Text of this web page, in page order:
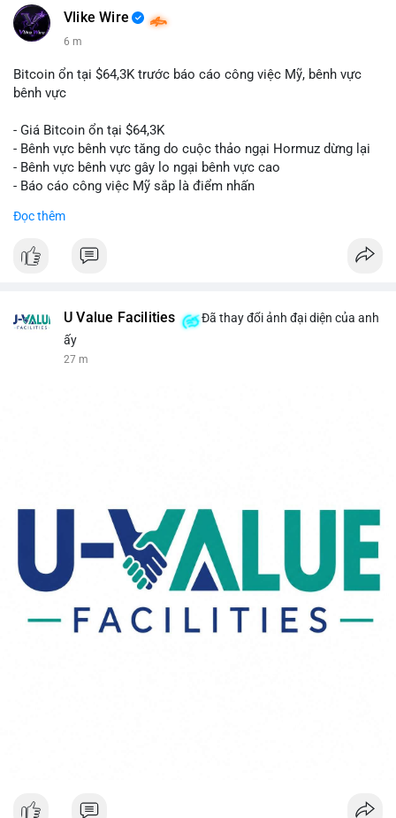
Vlike Wire
6 m
Bitcoin ổn tại $64,3K trước báo cáo công việc Mỹ, bênh vực
bênh vực
- Giá Bitcoin ổn tại $64,3K
- Bênh vực bênh vực tăng do cuộc thảo ngại Hormuz dừng lại
- Bênh vực bênh vực gây lo ngại bênh vực cao
- Báo cáo công việc Mỹ sắp là điểm nhấn
$btc#btc
#vlikevn #titanbot
Đọc thêm
U Value Facilities
Đã thay đổi ảnh đại diện của anh
ấy
27 m